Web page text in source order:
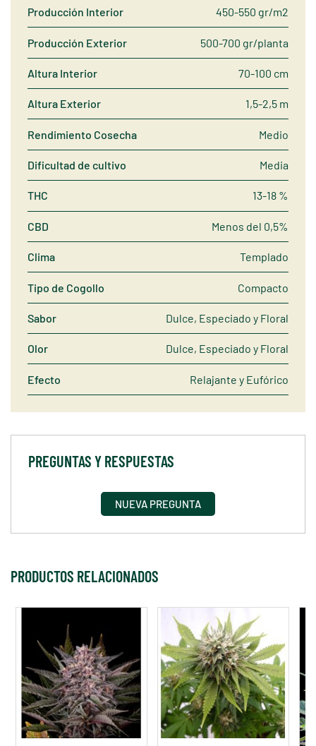
Producción Interior 450-550 gr/m2
Producción Exterior 500-700 gr/planta
Altura Interior 70-100 cm
Altura Exterior 1,5-2,5 m
Rendimiento Cosecha Medio
Dificultad de cultivo Media
THC 13-18 %
CBD Menos del 0,5%
Clima Templado
Tipo de Cogollo Compacto
Sabor Dulce, Especiado y Floral
Olor Dulce, Especiado y Floral
Efecto Relajante y Eufórico
PREGUNTAS Y RESPUESTAS
NUEVA PREGUNTA
PRODUCTOS RELACIONADOS